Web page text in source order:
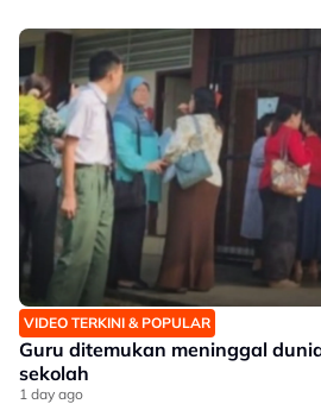
VIDEO TERKINI & POPULAR
Guru ditemukan meninggal
sekolah
1 day ago